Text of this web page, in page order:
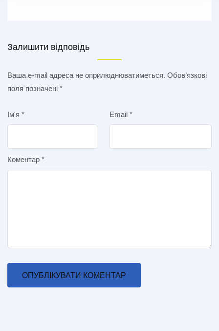
Залишити відповідь
Ваша e-mail адреса не оприлюднюватиметься. Обов’язкові
поля позначені *
Ім'я * Email *
Коментар *